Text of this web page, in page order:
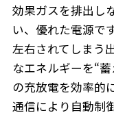
効果ガスを排出し
い、優れた電源で
左右されてしまう
なエネルギーを“
の充放電を効率的
通信により自動制